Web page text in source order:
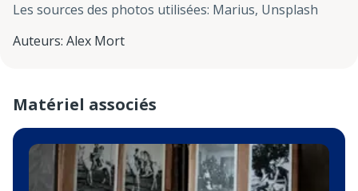
Les sources des photos utilisées: Marius, Unsplash
Auteurs: Alex Mort
Matériel associés